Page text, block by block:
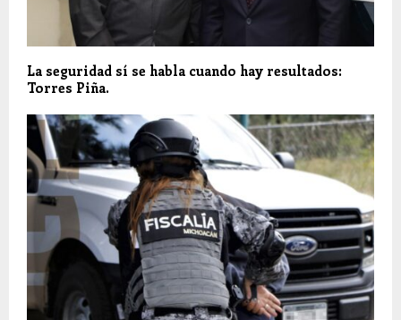
La seguridad sí se habla cuando hay resultados:
Torres Piña.